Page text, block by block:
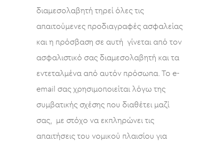
διαμεσολαβητή τηρεί όλες τις
απαιτούμενες προδιαγραφές ασφαλείας
και η πρόσβαση σε αυτή γίνεται από τον
ασφαλιστικό σας διαμεσολαβητή και τα
εντεταλμένα από αυτόν πρόσωπα. Το e-
email σας χρησιμοποιείται λόγω της
συμβατικής σχέσης που διαθέτει μαζί
σας, με στόχο να εκπληρώνει τις
απαιτήσεις του νομικού πλαισίου για